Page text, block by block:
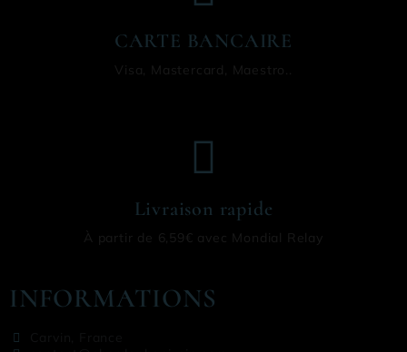
CARTE BANCAIRE
Visa, Mastercard, Maestro..
Livraison rapide
À partir de 6,59€ avec Mondial Relay
INFORMATIONS